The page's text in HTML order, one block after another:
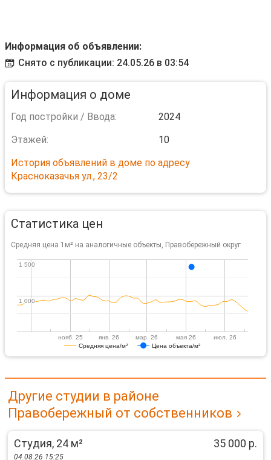
Информация об объявлении:
Снято с публикации: 24.05.26 в 03:54
Информация о доме
Год постройки / Ввода:
2024
Этажей:
10
История объявлений в доме по адресу
Красноказачья ул., 23/2
Статистика цен
Средняя цена 1м² на аналогичные объекты, Правобережный округ
Средняя цена/м² Цена объекта/м²
нояб. 25 янв. 26 мар. 26 мая 26 июл. 26
1 000
1 000
1 500
1 500
Другие студии в районе
Правобережный от собственников
Студия, 24 м² 35 000 р.
04.08.26 15:25